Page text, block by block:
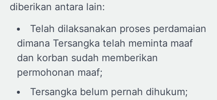
diberikan antara lain:
Telah dilaksanakan proses perdamaian
dimana Tersangka telah meminta maaf
dan korban sudah memberikan
permohonan maaf;
Tersangka belum pernah dihukum;